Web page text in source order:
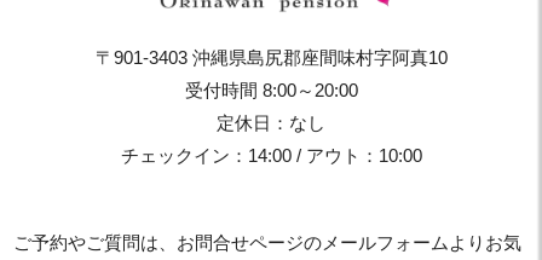
〒901-3403 沖縄県島尻郡座間味村字阿真10
受付時間 8:00～20:00
定休日：なし
チェックイン：14:00 / アウト：10:00
ご予約やご質問は、お問合せページのメールフォームよりお気